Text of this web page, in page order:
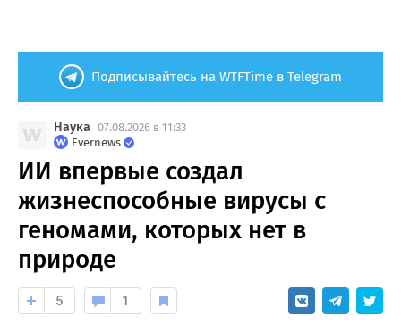
Подписывайтесь на WTFTime в Telegram
Наука 07.08.2026 в 11:33
Evernews
ИИ впервые создал
жизнеспособные вирусы с
геномами, которых нет в
природе
5 1